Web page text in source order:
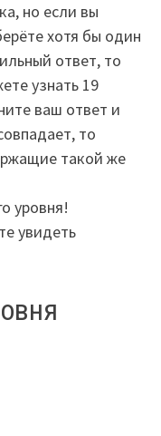
но если вы
хотя бы один
ответ, то
узнать 19
ваш ответ и
то
такой же
уровня!
увидеть